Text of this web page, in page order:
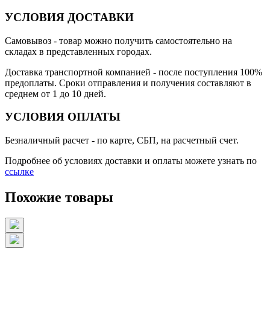
УСЛОВИЯ ДОСТАВКИ
Самовывоз - товар можно получить самостоятельно на
складах в представленных городах.
Доставка транспортной компанией - после поступления 100%
предоплаты. Сроки отправления и получения составляют в
среднем от 1 до 10 дней.
УСЛОВИЯ ОПЛАТЫ
Безналичный расчет - по карте, СБП, на расчетный счет.
Подробнее об условиях доставки и оплаты можете узнать по
ссылке
Похожие товары